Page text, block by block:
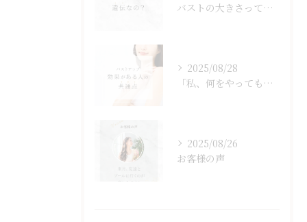
バストの大きさって遺伝なの？
2025/08/28
「私、何をやっても変わらなくて…」
2025/08/26
お客様の声